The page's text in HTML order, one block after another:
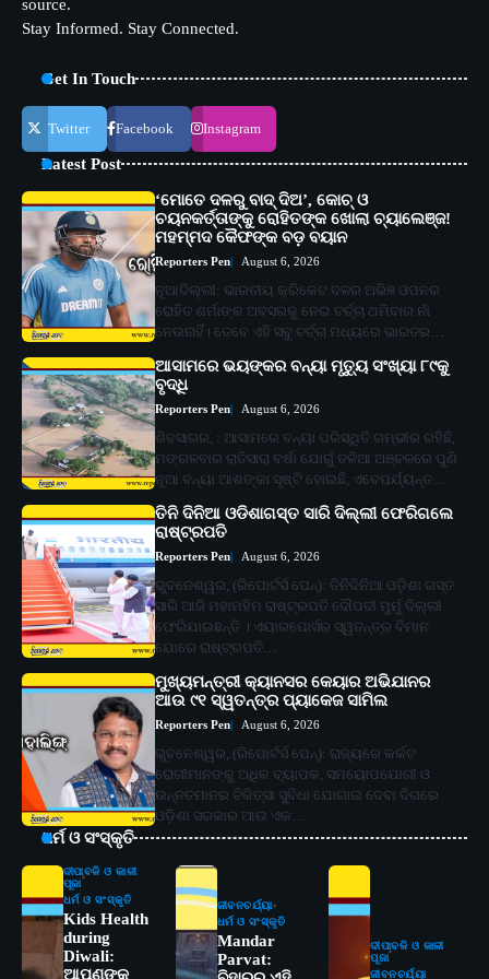
source.
Stay Informed. Stay Connected.
Get In Touch
Twitter Facebook Instagram
Latest Post
‘ମୋତେ ଦଳରୁ ବାଦ୍ ଦିଅ’, କୋଚ୍ ଓ
ଚୟନକର୍ତ୍ତାଙ୍କୁ ରୋହିତଙ୍କ ଖୋଲା ଚ୍ୟାଲେଞ୍ଜ!
ମହମ୍ମଦ କୈଫଙ୍କ ବଡ଼ ବୟାନ
Reporters Pen August 6, 2026
ନୂଆଦିଲ୍ଲୀ: ଭାରତୀୟ କ୍ରିକେଟ ଦଳର ଅଭିଜ୍ଞ ଓପନର
ରୋହିତ ଶର୍ମାଙ୍କ ଅବସରକୁ ନେଇ ଚର୍ଚ୍ଚା ଥମିବାର ନାଁ
ନେଉନାହିଁ। ତେବେ ଏହି ସବୁ ଚର୍ଚ୍ଚା ମଧ୍ୟରେ ଭାରତର…
ଆସାମରେ ଭୟଙ୍କର ବନ୍ୟା ମୃତ୍ୟୁ ସଂଖ୍ୟା ୮୯କୁ
ବୃଦ୍ଧି
Reporters Pen August 6, 2026
ଶିବସାଗର, : ଆସାମରେ ବନ୍ୟା ପରିସ୍ଥିତି ଗମ୍ଭୀର ରହିଛି,
ମଙ୍ଗଳବାର ରାତିସାରା ବର୍ଷା ଯୋଗୁଁ ତଳିଆ ଅଞ୍ଚଳରେ ପୁଣି
ନୂଆ ବନ୍ୟା ଆଶଙ୍କା ସୃଷ୍ଟି ହୋଇଛି, ଏବେପର୍ଯ୍ୟନ୍ତ…
ତିନି ଦିନିଆ ଓଡିଶାଗସ୍ତ ସାରି ଦିଲ୍ଲୀ ଫେରିଗଲେ
ରାଷ୍ଟ୍ରପତି
Reporters Pen August 6, 2026
ଭୁବନେଶ୍ୱର, (ରିପୋର୍ଟର୍ସ ପେନ୍‌): ତିନିଦିନିଆ ଓଡ଼ିଶା ଗସ୍ତ
ସାରି ଆଜି ମହାମହିମ ରାଷ୍ଟ୍ରପତି ଦୌପଦୀ ମୁର୍ମୁ ଦିଲ୍ଲୀ
ଫେରିଯାଇଛନ୍ତି । ଏୟାରପୋର୍ସର ସ୍ୱତନ୍ତ୍ର ବିମାନ
ଯୋଗେ ରାଷ୍ଟ୍ରପତି…
ମୁଖ୍ୟମନ୍ତ୍ରୀ କ୍ୟାନସର କେୟାର ଅଭିଯାନର
ଆଉ ୯୧ ସ୍ୱତନ୍ତ୍ର ପ୍ୟାକେଜ ସାମିଲ
Reporters Pen August 6, 2026
ଭୁବନେଶ୍ୱର, (ରିପୋର୍ଟର୍ସ ପେନ୍‌): ରାଜ୍ୟରେ କର୍କଟ
ରୋଗୀମାନଙ୍କୁ ଅଧିକ ବ୍ୟାପକ, ସମୟୋପଯୋଗୀ ଓ
ଉନ୍ନତମାନର ଚିକିତ୍ସା ସୁବିଧା ଯୋଗାଇ ଦେବା ଦିଗରେ
ଓଡ଼ିଶା ସରକାର ଆଉ ଏକ…
ଧର୍ମ ଓ ସଂସ୍କୃତି
ଦୀପାବଳି ଓ କାଳୀ
ପୂଜା
ଧର୍ମ ଓ ସଂସ୍କୃତି
Kids Health
during
Diwali:
ଆପଣଙ୍କ
ଜୀବନଚର୍ଯ୍ୟା
ଧର୍ମ ଓ ସଂସ୍କୃତି
Mandar
Parvat:
ଦୀପାବଳି ଓ କାଳୀ
ପୂଜା
ଜୀବନଚର୍ଯ୍ୟା